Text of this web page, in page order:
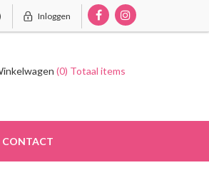
Inloggen
(0) Totaal items
CONTACT